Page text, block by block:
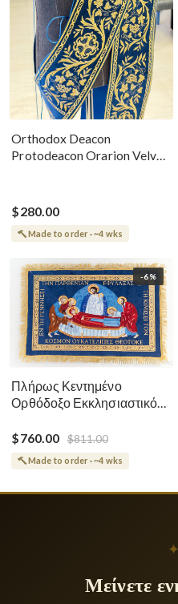
Orthodox Deacon
Protodeacon Orarion Velvet
$280.00
Made to order · ~4 wks
-6%
Πλήρως Κεντημένο
Ορθόδοξο Εκκλησιαστικό
Θεοτόκου
$760.00 $811.00
Made to order · ~4 wks
Μείνετε